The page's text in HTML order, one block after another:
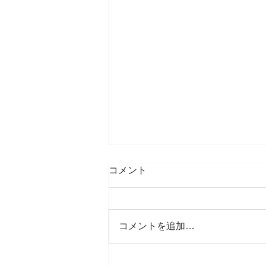
皆様こんにちは♪
コメント
コメントを追加…